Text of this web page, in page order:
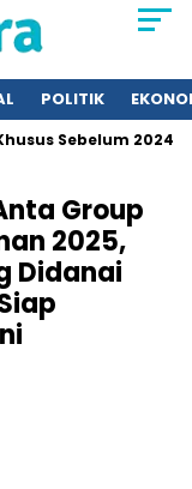
POLITIK
2024
Group
2025,
Didanai